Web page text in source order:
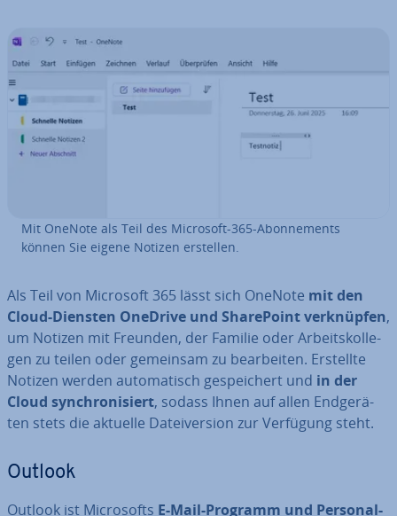
Mit OneNote als Teil des Microsoft-365-Abon­ne­ments
können Sie eigene Notizen erstellen.
Als Teil von Microsoft 365 lässt sich OneNote mit den
Cloud-Diensten OneDrive und Share­Point ver­knüp­fen,
um Notizen mit Freunden, der Familie oder Ar­beits­kol­le­
gen zu teilen oder gemeinsam zu be­ar­bei­ten. Erstellte
Notizen werden au­to­ma­tisch ge­spei­chert und in der
Cloud syn­chro­ni­siert, sodass Ihnen auf allen End­ge­rä­
ten stets die aktuelle Da­tei­ver­si­on zur Verfügung steht.
Outlook
Outlook ist Mi­cro­softs E-Mail-Programm und Personal-